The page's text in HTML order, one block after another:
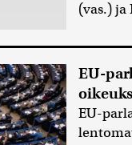
(vas.) ja
EU-
EU-